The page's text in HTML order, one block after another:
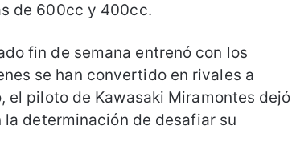
de 600cc y 400cc.
fin de semana entrenó con los
se han convertido en rivales a
el piloto de Kawasaki Miramontes dejó
determinación de desafiar su